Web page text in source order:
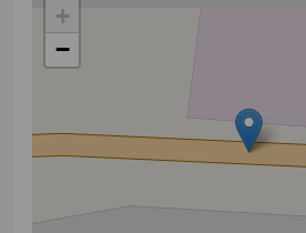
+
−